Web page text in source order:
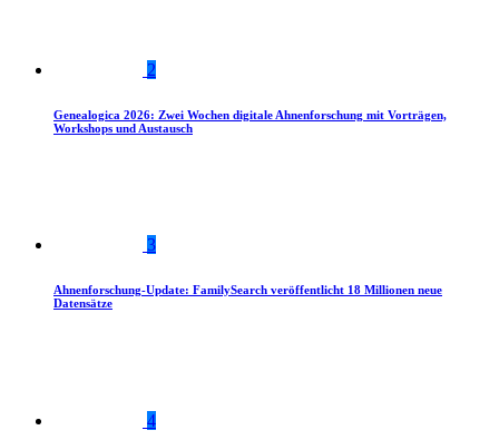
2
Genealogica 2026: Zwei Wochen digitale Ahnenforschung mit Vorträgen,
Workshops und Austausch
3
Ahnenforschung-Update: FamilySearch veröffentlicht 18 Millionen neue
Datensätze
4